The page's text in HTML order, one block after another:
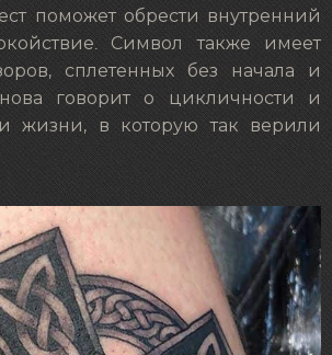
поможет обрести внутренний
Символ также имеет
сплетенных без начала и
говорит о цикличности и
жизни, в которую так верили